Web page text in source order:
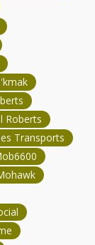
Roberts
Transports